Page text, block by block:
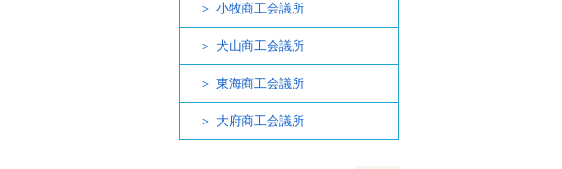
小牧商工会議所
犬山商工会議所
東海商工会議所
大府商工会議所